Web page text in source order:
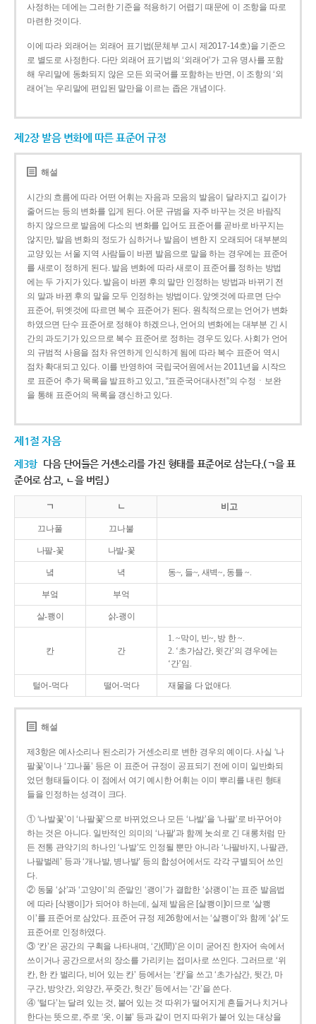
사정하는 데에는 그러한 기준을 적용하기 어렵기 때문에 이 조항을 따로
마련한 것이다.
이에 따라 외래어는 외래어 표기법(문체부 고시 제2017-14호)을 기준으
로 별도로 사정한다. 다만 외래어 표기법의 ‘외래어’가 고유 명사를 포함
해 우리말에 동화되지 않은 모든 외국어를 포함하는 반면, 이 조항의 ‘외
래어’는 우리말에 편입된 말만을 이르는 좁은 개념이다.
제2장 발음 변화에 따른 표준어 규정
해설
시간의 흐름에 따라 어떤 어휘는 자음과 모음의 발음이 달라지고 길이가
줄어드는 등의 변화를 입게 된다. 어문 규범을 자주 바꾸는 것은 바람직
하지 않으므로 발음에 다소의 변화를 입어도 표준어를 곧바로 바꾸지는
않지만, 발음 변화의 정도가 심하거나 발음이 변한 지 오래되어 대부분의
교양 있는 서울 지역 사람들이 바뀐 발음으로 말을 하는 경우에는 표준어
를 새로이 정하게 된다. 발음 변화에 따라 새로이 표준어를 정하는 방법
에는 두 가지가 있다. 발음이 바뀐 후의 말만 인정하는 방법과 바뀌기 전
의 말과 바뀐 후의 말을 모두 인정하는 방법이다. 앞엣것에 따르면 단수
표준어, 뒤엣것에 따르면 복수 표준어가 된다. 원칙적으로는 언어가 변화
하였으면 단수 표준어로 정해야 하겠으나, 언어의 변화에는 대부분 긴 시
간의 과도기가 있으므로 복수 표준어로 정하는 경우도 있다. 사회가 언어
의 규범적 사용을 점차 유연하게 인식하게 됨에 따라 복수 표준어 역시
점차 확대되고 있다. 이를 반영하여 국립국어원에서는 2011년을 시작으
로 표준어 추가 목록을 발표하고 있고, “표준국어대사전”의 수정ㆍ보완
을 통해 표준어의 목록을 갱신하고 있다.
제1절 자음
제3항 다음 단어들은 거센소리를 가진 형태를 표준어로 삼는다.(ㄱ을 표
준어로 삼고, ㄴ을 버림.)
ㄱ ㄴ 비고
끄나풀 끄나불
나팔-꽃 나발-꽃
녘 녁 동~, 들~, 새벽~, 동틀 ~.
부엌 부억
살-쾡이 삵-괭이
칸 간
1. ~막이, 빈~, 방 한 ~.
2. ‘초가삼간, 윗간’의 경우에는
‘간’임.
털어-먹다 떨어-먹다 재물을 다 없애다.
해설
제3항은 예사소리나 된소리가 거센소리로 변한 경우의 예이다. 사실 ‘나
팔꽃’이나 ‘끄나풀’ 등은 이 표준어 규정이 공표되기 전에 이미 일반화되
었던 형태들이다. 이 점에서 여기 예시한 어휘는 이미 뿌리를 내린 형태
들을 인정하는 성격이 크다.
① ‘나발꽃’이 ‘나팔꽃’으로 바뀌었으나 모든 ‘나발’을 ‘나팔’로 바꾸어야
하는 것은 아니다. 일반적인 의미의 ‘나팔’과 함께 놋쇠로 긴 대롱처럼 만
든 전통 관악기의 하나인 ‘나발’도 인정될 뿐만 아니라 ‘나팔바지, 나팔관,
나팔벌레’ 등과 ‘개나발, 병나발’ 등의 합성어에서도 각각 구별되어 쓰인
다.
② 동물 ‘삵’과 ‘고양이’의 준말인 ‘괭이’가 결합한 ‘삵괭이’는 표준 발음법
에 따라 [삭꽹이]가 되어야 하는데, 실제 발음은 [살쾡이]이므로 ‘살쾡
이’를 표준어로 삼았다. 표준어 규정 제26항에서는 ‘살쾡이’와 함께 ‘삵’도
표준어로 인정하였다.
③ ‘칸’은 공간의 구획을 나타내며, ‘간(間)’은 이미 굳어진 한자어 속에서
쓰이거나 공간으로서의 장소를 가리키는 접미사로 쓰인다. 그러므로 ‘위
칸, 한 칸 벌리다, 비어 있는 칸’ 등에서는 ‘칸’을 쓰고 ‘초가삼간, 뒷간, 마
구간, 방앗간, 외양간, 푸줏간, 헛간’ 등에서는 ‘간’을 쓴다.
④ ‘털다’는 달려 있는 것, 붙어 있는 것 따위가 떨어지게 흔들거나 치거나
한다는 뜻으로, 주로 ‘옷, 이불’ 등과 같이 먼지 따위가 붙어 있는 대상을